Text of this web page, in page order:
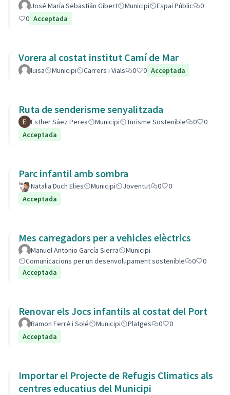
José María Sebastián Gibert Municipi Espai Públic
0
0 Acceptada
Vorera al costat institut Camí de Mar
luisa Municipi Carrers i Vials 0 0 Acceptada
Ruta de senderisme senyalitzada
Esther Sáez Perea Municipi Turisme Sostenible 0
0
Acceptada
Parc infantil amb sombra
Natalia Duch Elies Municipi Joventut 0
0
Acceptada
Mes carregadors per a vehicles elèctrics
Manuel Antonio García Sierra
Municipi
Comunicacions per un desenvolupament sostenible
0
0
Acceptada
Renovar els Jocs infantils al costat del Port
Ramon Ferré i Solé Municipi Platges 0
0
Acceptada
Importar el Projecte de Refugis Climatics als
centres educatius del Municipi